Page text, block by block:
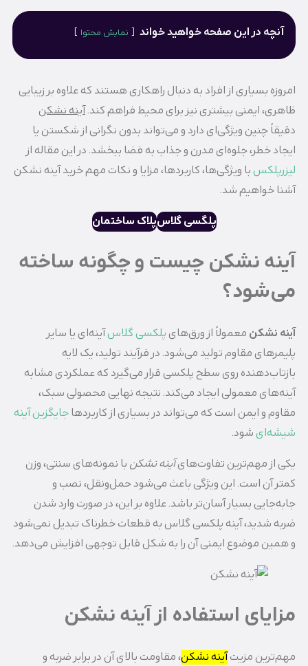
آنچه در این صفحه خواهید خواند نمایش محتوا
امروزه بسیاری از افراد به دنبال راهکاری هستند که علاوه بر زیبایی
ظاهری، ایمنی بیشتری نیز برای محیط فراهم کند.آینه نشکن
دقیقاً چنین ویژگی‌ای دارد و می‌تواند بدون نگرانی از شکستن یا
ایجاد خطر، جلوه‌ای مدرن و جذاب به فضا ببخشد. در این مقاله از
لیزرپلکسبا ویژگی‌ها، کاربردها، مزایا و نکات مهم خرید آینه نشکن
آشنا خواهیم شد.
پلگسی گلاسپلاک ساختمان
آینه نشکن چیست و چگونه ساخته
می‌شود؟
آینه نشکن معمولاً از ورق‌های پلکسی گلاسآینه‌ای یا سایر
پلیمرهای مقاوم تولید می‌شود. در فرآیند تولید، یک لایه
بازتاب‌دهنده روی سطح پلکسی قرار می‌گیرد که عملکردی مشابه
آینه‌های معمولی ایجاد می‌کند. نتیجه نهایی محصولی سبک،
مقاوم و ایمن است که می‌تواند در بسیاری از کاربردهاجایگزین آینه
شیشه‌ایشود.
یکی از مهم‌ترین تفاوت‌هایآینه نشکن با نمونه‌های سنتی، وزن
کمتر آن است. این ویژگی باعث می‌شود حمل‌ونقل، نصب و
جابه‌جایی بسیار آسان‌تر باشد. علاوه بر این، در صورت وارد شدن
ضربه شدید، آینه پلکسی گلاس به قطعات خطرناک تبدیل نمی‌شود
و همین موضوع ایمنی آن را به شکل قابل توجهی افزایش می‌دهد.
مزایای استفاده از آینه نشکن
مهم‌ترین مزیتآینه نشکن، مقاومت بالای آن در برابر ضربه و